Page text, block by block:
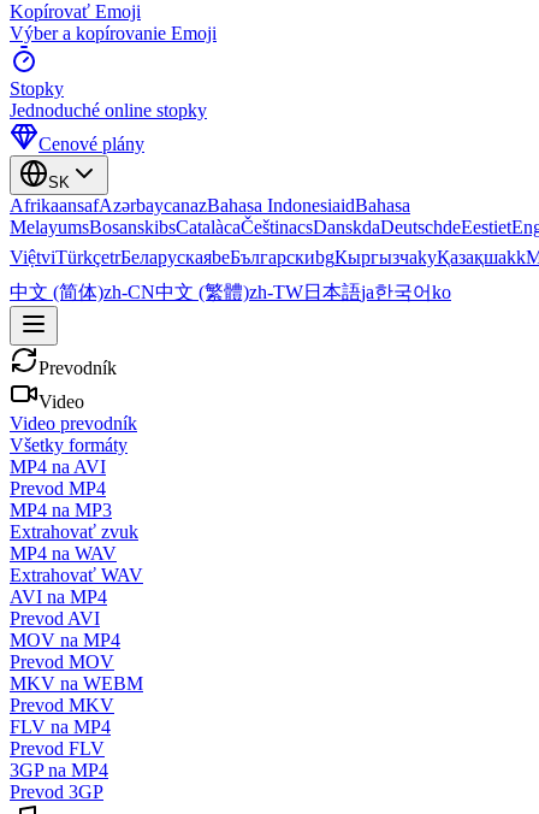
Kopírovať Emoji
Výber a kopírovanie Emoji
Stopky
Jednoduché online stopky
Cenové plány
SK
AfrikaansafAzərbaycanazBahasa IndonesiaidBahasa
MelayumsBosanskibsCatalàcaČeštinacsDanskdaDeutschdeEestiet
ViệtviTürkçetrБеларускаяbeБългарскиbgКыргызчаkyҚазақшаkk
中文 (简体)zh-CN中文 (繁體)zh-TW日本語ja한국어ko
Prevodník
Video
Video prevodník
Všetky formáty
MP4 na AVI
Prevod MP4
MP4 na MP3
Extrahovať zvuk
MP4 na WAV
Extrahovať WAV
AVI na MP4
Prevod AVI
MOV na MP4
Prevod MOV
MKV na WEBM
Prevod MKV
FLV na MP4
Prevod FLV
3GP na MP4
Prevod 3GP